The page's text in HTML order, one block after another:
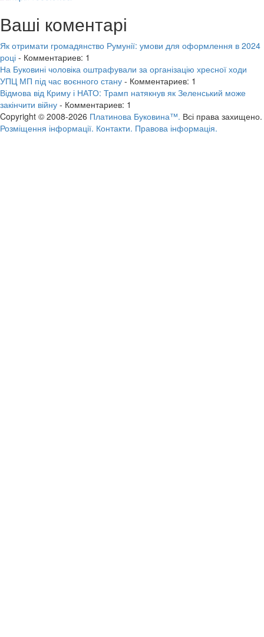
Ваші коментарі
Як отримати громадянство Румунії: умови для оформлення в 2024
році - Комментариев: 1
На Буковині чоловіка оштрафували за організацію хресної ходи
УПЦ МП під час воєнного стану - Комментариев: 1
Відмова від Криму і НАТО: Трамп натякнув як Зеленський може
закінчити війну - Комментариев: 1
Copyright © 2008-2026 Платинова Буковина™. Всі права захищено.
Розміщення інформації. Контакти. Правова інформація.